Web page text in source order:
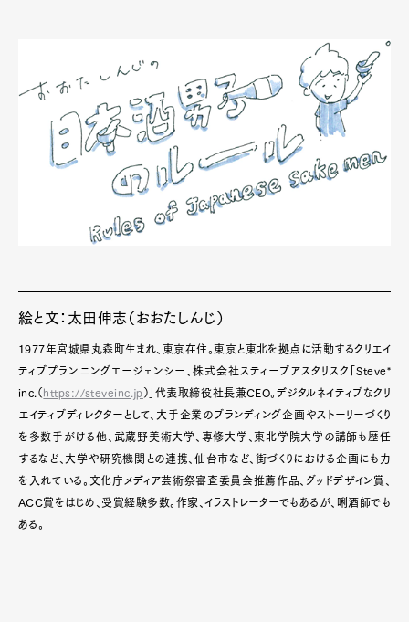
絵と文：太田伸志（おおたしんじ）
1977年宮城県丸森町生まれ、東京在住。東京と東北を拠点に活動するクリエイ
ティブプランニングエージェンシー、株式会社スティーブアスタリスク「Steve*
inc.（ https://steveinc.jp ）」代表取締役社長兼CEO。デジタルネイティブなクリ
エイティブディレクターとして、大手企業のブランディング企画やストーリーづくり
を多数手がける他、武蔵野美術大学、専修大学、東北学院大学の講師も歴任
するなど、大学や研究機関との連携、仙台市など、街づくりにおける企画にも力
を入れている。文化庁メディア芸術祭審査委員会推薦作品、グッドデザイン賞、
ACC賞をはじめ、受賞経験多数。作家、イラストレーターでもあるが、唎酒師でも
ある。